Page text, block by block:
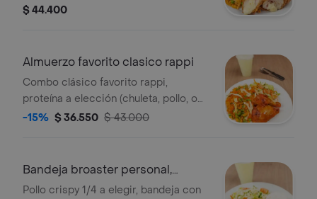
bebida a elección.
$ 44.400
Almuerzo favorito clasico rappi
Combo clásico favorito rappi,
proteína a elección (chuleta, pollo, o
carne), 2 acompañamientos y bebida
-15% $ 36.550 $ 43.000
Bandeja broaster personal,
bebida.
Pollo crispy 1/4 a elegir, bandeja con